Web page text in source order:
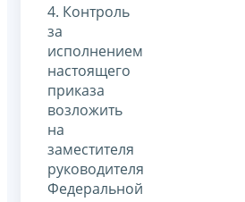
4. Контроль
за
исполнением
настоящего
приказа
возложить
на
заместителя
руководителя
Федеральной